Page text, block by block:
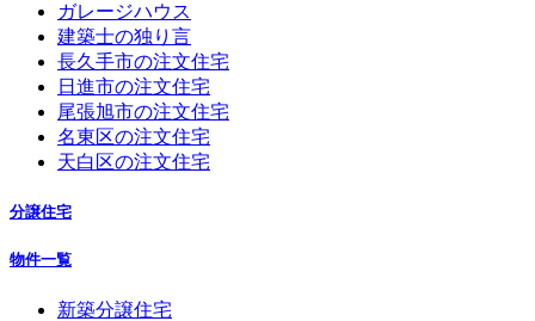
ガレージハウス
建築士の独り言
長久手市の注文住宅
日進市の注文住宅
尾張旭市の注文住宅
名東区の注文住宅
天白区の注文住宅
分譲住宅
物件一覧
新築分譲住宅